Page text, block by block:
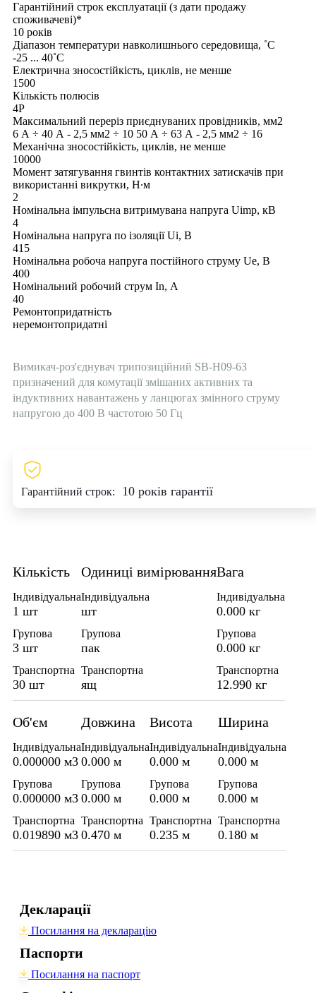
Гарантійний строк експлуатації (з дати продажу
споживачеві)*
10 років
Діапазон температури навколишнього середовища, ˚С
-25 ... 40˚С
Електрична зносостійкість, циклів, не менше
1500
Кількість полюсів
4P
Максимальний переріз приєднуваних провідників, мм2
6 А ÷ 40 А - 2,5 мм2 ÷ 10 50 А ÷ 63 А - 2,5 мм2 ÷ 16
Механічна зносостійкість, циклів, не менше
10000
Момент затягування гвинтів контактних затискачів при
використанні викрутки, Н∙м
2
Номінальна імпульсна витримувана напруга Uimp, кВ
4
Номінальна напруга по ізоляції Uі, В
415
Номінальна робоча напруга постійного струму Ue, В
400
Номінальний робочий струм In, А
40
Ремонтопридатність
неремонтопридатні
Вимикач-роз'єднувач трипозиційний SB-H09-63
призначений для комутації змішаних активних та
індуктивних навантажень у ланцюгах змінного струму
напругою до 400 В частотою 50 Гц
Гарантійний строк: 10 років гарантії
Кількість
Індивідуальна
1 шт
Групова
3 шт
Транспортна
30 шт
Одиниці вимірювання
Індивідуальна
шт
Групова
пак
Транспортна
ящ
Вага
Індивідуальна
0.000 кг
Групова
0.000 кг
Транспортна
12.990 кг
Об'єм
Індивідуальна
0.000000 м3
Групова
0.000000 м3
Транспортна
0.019890 м3
Довжина
Індивідуальна
0.000 м
Групова
0.000 м
Транспортна
0.470 м
Висота
Індивідуальна
0.000 м
Групова
0.000 м
Транспортна
0.235 м
Ширина
Індивідуальна
0.000 м
Групова
0.000 м
Транспортна
0.180 м
Декларації
Посилання на декларацію
Паспорти
Посилання на паспорт